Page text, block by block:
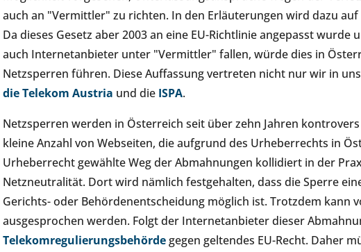
auch an "Vermittler" zu richten. In den Erläuterungen wird dazu
Da dieses Gesetz aber 2003 an eine EU-Richtlinie angepasst wurde
auch Internetanbieter unter "Vermittler" fallen, würde dies in
Netzsperren führen. Diese Auffassung vertreten nicht nur wir in
die Telekom Austria und die ISPA.
Netzsperren werden in Österreich seit über zehn Jahren
kleine Anzahl von Webseiten, die aufgrund des Urheberrechts in
Urheberrecht gewählte Weg der Abmahnungen kollidiert in der
Netzneutralität. Dort wird nämlich festgehalten, dass die Sperre
Gerichts- oder Behördenentscheidung möglich ist. Trotzdem kann
ausgesprochen werden. Folgt der Internetanbieter dieser
Telekomregulierungsbehördegegen geltendes EU-Recht. Daher